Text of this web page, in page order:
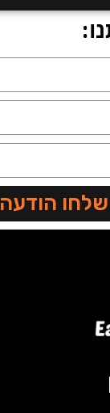
שלחו הודעה